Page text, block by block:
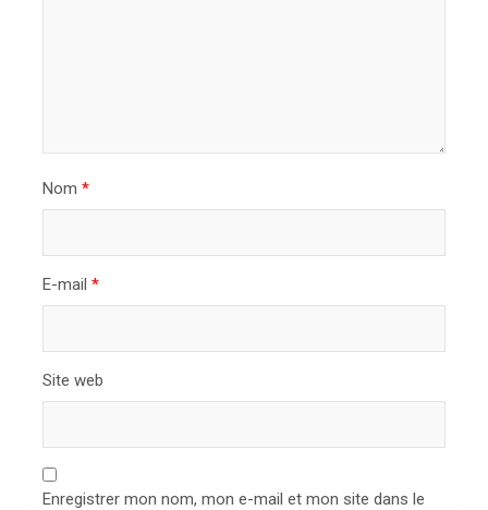
Nom *
E-mail *
Site web
Enregistrer mon nom, mon e-mail et mon site dans le